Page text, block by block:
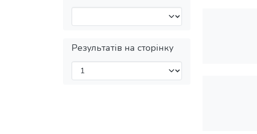
Результатів на сторінку